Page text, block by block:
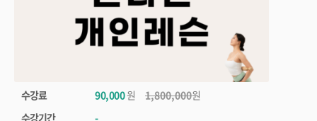
수강료 90,000원 1,800,000원
수강기간
-